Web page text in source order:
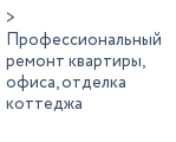
Профессиональный
ремонт квартиры,
офиса, отделка
коттеджа